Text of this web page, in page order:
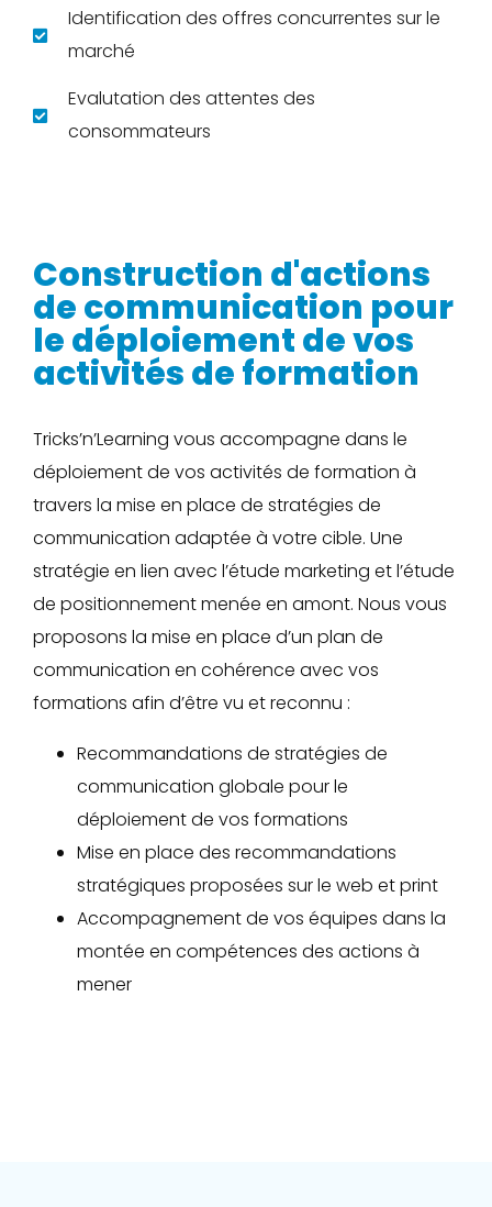
Identification des offres concurrentes sur le
marché
Evalutation des attentes des
consommateurs
Construction d'actions
de communication pour
le déploiement de vos
activités de formation
Tricks’n’Learning vous accompagne dans le
déploiement de vos activités de formation à
travers la mise en place de stratégies de
communication adaptée à votre cible. Une
stratégie en lien avec l’étude marketing et l’étude
de positionnement menée en amont. Nous vous
proposons la mise en place d’un plan de
communication en cohérence avec vos
formations afin d’être vu et reconnu :
Recommandations de stratégies de
communication globale pour le
déploiement de vos formations
Mise en place des recommandations
stratégiques proposées sur le web et print
Accompagnement de vos équipes dans la
montée en compétences des actions à
mener